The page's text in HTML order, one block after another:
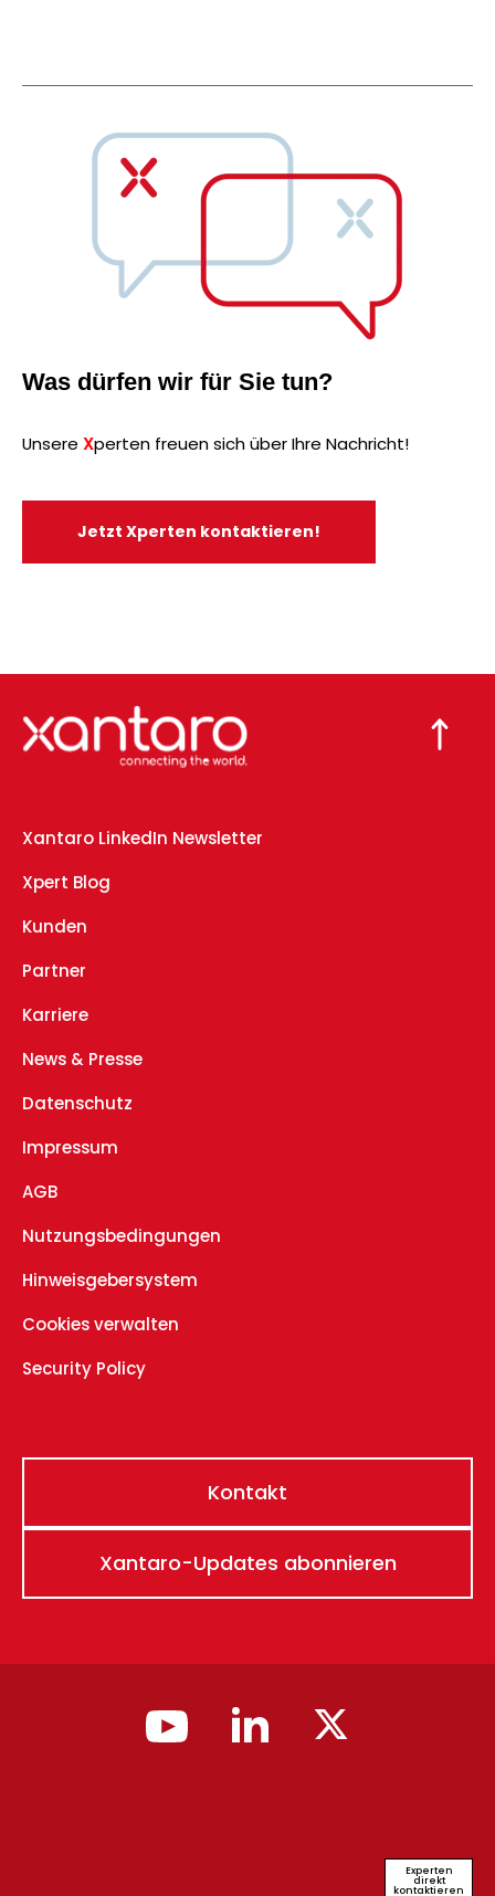
Experten
direkt
kontaktieren
Was dürfen wir für Sie tun?
Unsere Xperten freuen sich über Ihre Nachricht!
Jetzt Xperten kontaktieren!
Xantaro LinkedIn Newsletter
Xpert Blog
Kunden
Partner
Karriere
News & Presse
Datenschutz
Impressum
AGB
Nutzungsbedingungen
Hinweisgebersystem
Cookies verwalten
Security Policy
Kontakt
Xantaro-Updates abonnieren